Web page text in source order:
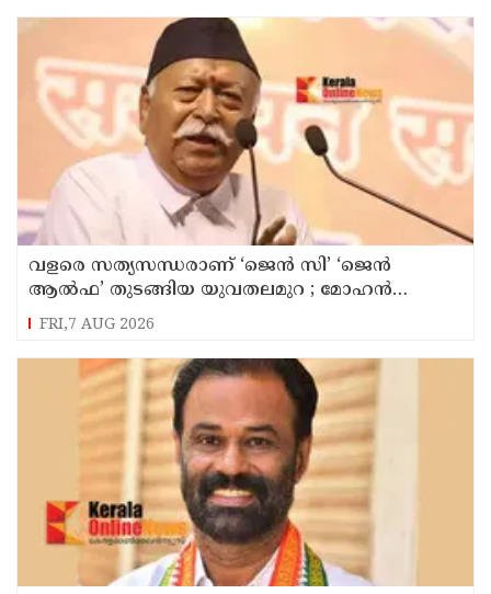
വളരെ സത്യസന്ധരാണ് ‘ജെൻ സി’ ‘ജെൻ
ആൽഫ’ തുടങ്ങിയ യുവതലമുറ ; മോഹൻ
ഭാഗവത്
FRI,7 AUG 2026